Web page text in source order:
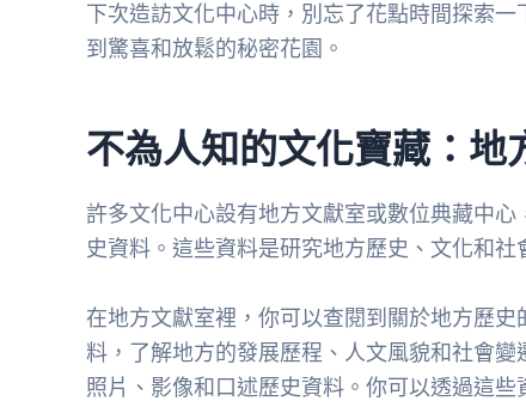
下次造訪文化中心時，別忘了花點時間探索
到驚喜和放鬆的秘密花園。
不為人知的文化寶藏：地
許多文化中心設有地方文獻室或數位典藏中
史資料。這些資料是研究地方歷史、文化和
在地方文獻室裡，你可以查閱到關於地方歷
料，了解地方的發展歷程、人文風貌和社會
照片、影像和口述歷史資料。你可以透過這